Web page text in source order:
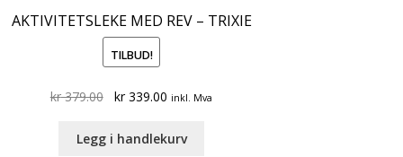
AKTIVITETSLEKE MED REV – TRIXIE
TILBUD!
kr379.00
Original
was:
kr339.00 Current
is:
inkl. Mva
Legg i handlekurv